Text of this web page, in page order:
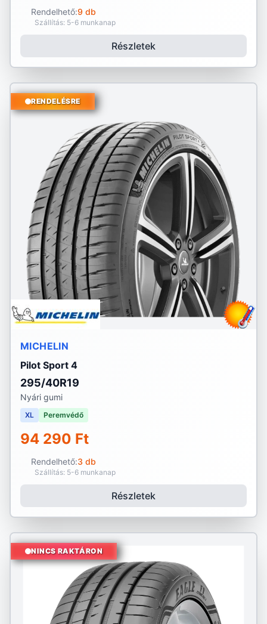
Rendelhető:9 db
Szállítás: 5-6 munkanap
Részletek
RENDELÉSRE
MICHELIN
Pilot Sport 4
295/40R19
Nyári gumi
XL Peremvédő
94 290 Ft
Rendelhető:3 db
Szállítás: 5-6 munkanap
Részletek
NINCS RAKTÁRON